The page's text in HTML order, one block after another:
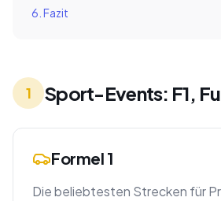
6. Fazit
1 Sport-Events: F1,
Formel 1
Die beliebtesten Strecken für